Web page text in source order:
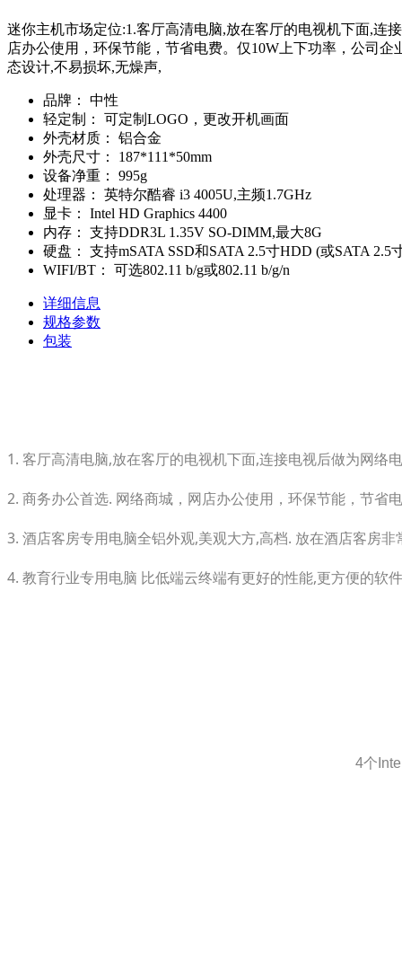
迷你主机市场定位:1.客厅高清电脑,放在客厅的电视机下面,连
店办公使用，环保节能，节省电费。仅10W上下功率，公司
态设计,不易损坏,无燥声,
品牌：
中性
轻定制：
可定制LOGO，更改开机画面
外壳材质：
铝合金
外壳尺寸：
187*111*50mm
设备净重：
995g
处理器：
英特尔酷睿 i3 4005U,主频1.7GHz
显卡：
Intel HD Graphics 4400
内存：
支持DDR3L 1.35V SO-DIMM,最大8G
硬盘：
支持mSATA SSD和SATA 2.5寸HDD (或SATA 2.5
WIFI/BT：
可选802.11 b/g或802.11 b/g/n
详细信息
规格参数
包装
1. 客厅高清电脑,放在客厅的电视机下面,连接电视后做为网络
2. 商务办公首选. 网络商城，网店办公使用，环保节能，节省
3. 酒店客房专用电脑全铝外观,美观大方,高档. 放在酒店客房
4. 教育行业专用电脑 比低端云终端有更好的性能,更方便的软
4个